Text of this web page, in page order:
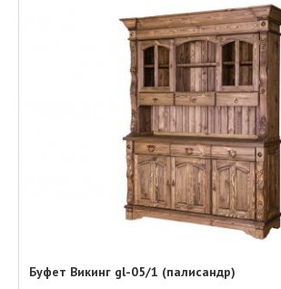
Буфет Викинг gl-05/1 (палисандр)